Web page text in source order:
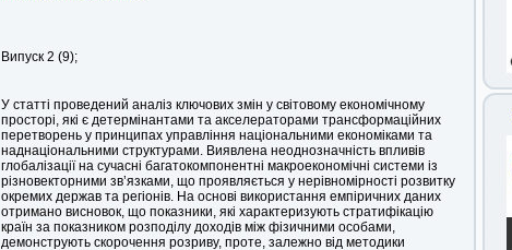
Випуск 2 (9);
У статті проведений аналіз ключових змін у світовому економічному
просторі, які є детермінантами та акселераторами трансформаційних
перетворень у принципах управління національними економіками та
наднаціональними структурами. Виявлена неоднозначність впливів
глобалізації на сучасні багатокомпонентні макроекономічні системи із
різновекторними зв’язками, що проявляється у нерівномірності розвитку
окремих держав та регіонів. На основі використання емпіричних даних
отримано висновок, що показники, які характеризують стратифікацію
країн за показником розподілу доходів між фізичними особами,
демонструють скорочення розриву, проте, залежно від методики